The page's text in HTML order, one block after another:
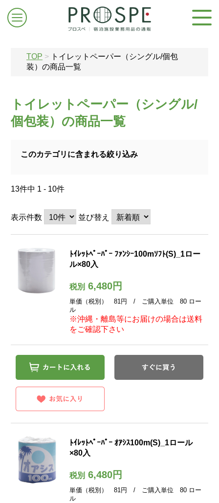
ログイン/新規登録
TOP > トイレットペーパー（シングル/個包
装）の商品一覧
トイレットペーパー（シングル/
個包装）の商品一覧
このカテゴリに含まれる絞り込み
13件中 1 - 10件
表示件数 並び替え
ﾄｲﾚｯﾄﾍﾟｰﾊﾟｰ ﾌｧﾝｼｰ100mｿﾌﾄ(S)_1ロー
ル×80入
税別6,480円
単価（税別） 81円 / ご購入単位 80 ロー
ル
※沖縄・離島等にお届けの場合は送料
をご確認下さい
ﾄｲﾚｯﾄﾍﾟｰﾊﾟｰ ｵｱｼｽ100m(S)_1ロール
×80入
税別6,480円
単価（税別） 81円 / ご購入単位 80 ロー
ル